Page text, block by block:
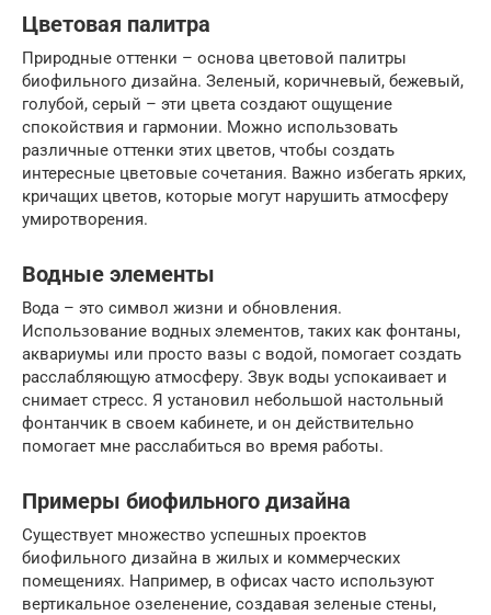
Цветовая палитра
Природные оттенки – основа цветовой палитры
биофильного дизайна. Зеленый, коричневый, бежевый,
голубой, серый – эти цвета создают ощущение
спокойствия и гармонии. Можно использовать
различные оттенки этих цветов, чтобы создать
интересные цветовые сочетания. Важно избегать ярких,
кричащих цветов, которые могут нарушить атмосферу
умиротворения.
Водные элементы
Вода – это символ жизни и обновления.
Использование водных элементов, таких как фонтаны,
аквариумы или просто вазы с водой, помогает создать
расслабляющую атмосферу. Звук воды успокаивает и
снимает стресс. Я установил небольшой настольный
фонтанчик в своем кабинете, и он действительно
помогает мне расслабиться во время работы.
Примеры биофильного дизайна
Существует множество успешных проектов
биофильного дизайна в жилых и коммерческих
помещениях. Например, в офисах часто используют
вертикальное озеленение, создавая зеленые стены,